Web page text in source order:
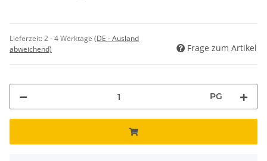
Lieferzeit:2 - 4 Werktage (DE - Ausland
abweichend)
Frage zum Artikel
PG